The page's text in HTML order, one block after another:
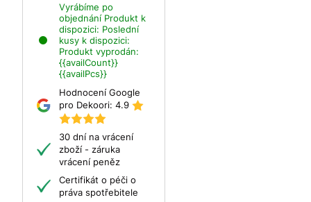
Vyrábíme po
objednání Produkt k
dispozici: Poslední
kusy k dispozici:
Produkt vyprodán:
{{availCount}}
{{availPcs}}
Hodnocení Google
pro Dekoori: 4.9
30 dní na vrácení
zboží - záruka
vrácení peněz
Certifikát o péči o
práva spotřebitele